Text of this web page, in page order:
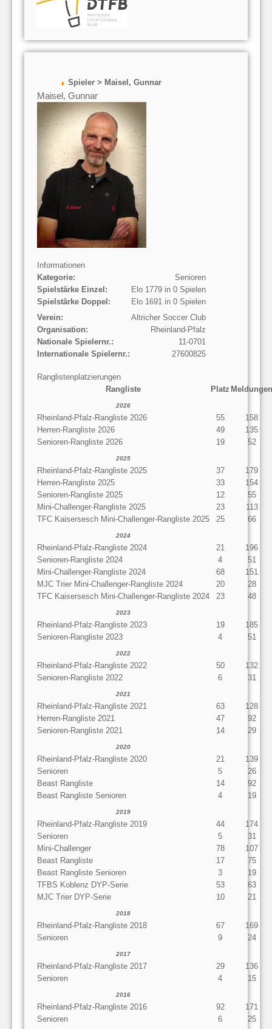
Spieler > Maisel, Gunnar
Maisel, Gunnar
Informationen
Kategorie:
Senioren
Spielstärke Einzel:
Elo 1779 in 0 Spielen
Spielstärke Doppel:
Elo 1691 in 0 Spielen
Verein:
Altricher Soccer Club
Organisation:
Rheinland-Pfalz
Nationale Spielernr.:
11-0701
Internationale Spielernr.:
27600825
Ranglistenplatzierungen
Rangliste
Platz Meldungen
2026
Rheinland-Pfalz-Rangliste 2026 55
158
Herren-Rangliste 2026
49
135
Senioren-Rangliste 2026
19 52
2025
Rheinland-Pfalz-Rangliste 2025 37
179
Herren-Rangliste 2025
33
154
Senioren-Rangliste 2025
12
55
Mini-Challenger-Rangliste 2025
23
113
TFC Kaisersesch Mini-Challenger-Rangliste 2025
25 66
2024
Rheinland-Pfalz-Rangliste 2024 21
196
Senioren-Rangliste 2024
4
51
Mini-Challenger-Rangliste 2024
68
151
MJC Trier Mini-Challenger-Rangliste 2024
20
28
TFC Kaisersesch Mini-Challenger-Rangliste 2024
23 48
2023
Rheinland-Pfalz-Rangliste 2023 19
185
Senioren-Rangliste 2023
4 51
2022
Rheinland-Pfalz-Rangliste 2022 50
132
Senioren-Rangliste 2022
6 31
2021
Rheinland-Pfalz-Rangliste 2021 63
128
Herren-Rangliste 2021
47
92
Senioren-Rangliste 2021
14 29
2020
Rheinland-Pfalz-Rangliste 2020 21
139
Senioren
5
26
Beast Rangliste
14
92
Beast Rangliste Senioren
4 19
2019
Rheinland-Pfalz-Rangliste 2019 44
174
Senioren
5
31
Mini-Challenger
78
107
Beast Rangliste
17
75
Beast Rangliste Senioren
3
19
TFBS Koblenz DYP-Serie
53
63
MJC Trier DYP-Serie
10 21
2018
Rheinland-Pfalz-Rangliste 2018 67
169
Senioren
9 24
2017
Rheinland-Pfalz-Rangliste 2017 29
136
Senioren
4 15
2016
Rheinland-Pfalz-Rangliste 2016 92
171
Senioren
6 25